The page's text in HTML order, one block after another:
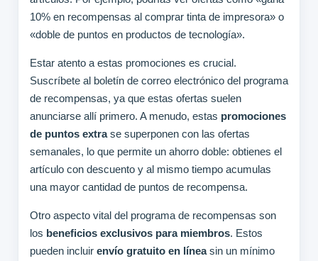
10% en recompensas al comprar tinta de impresora» o
«doble de puntos en productos de tecnología».
Estar atento a estas promociones es crucial.
Suscríbete al boletín de correo electrónico del programa
de recompensas, ya que estas ofertas suelen
anunciarse allí primero. A menudo, estas promociones
de puntos extrase superponen con las ofertas
semanales, lo que permite un ahorro doble: obtienes el
artículo con descuento y al mismo tiempo acumulas
una mayor cantidad de puntos de recompensa.
Otro aspecto vital del programa de recompensas son
los beneficios exclusivos para miembros. Estos
pueden incluir envío gratuito en líneasin un mínimo